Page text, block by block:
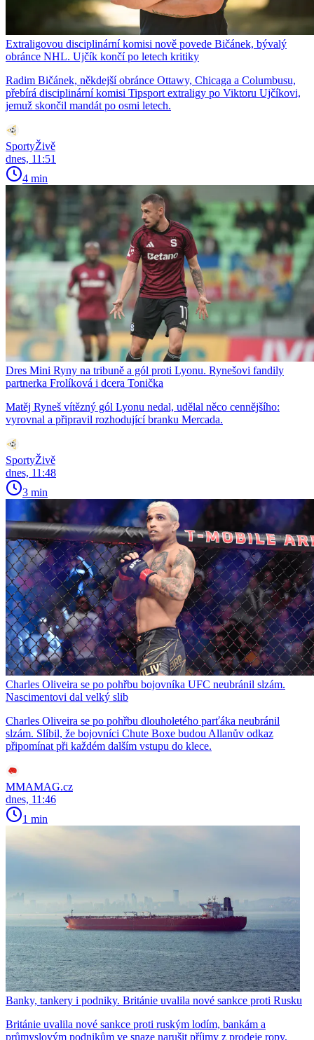
Extraligovou disciplinární komisi nově povede Bičánek, bývalý
obránce NHL. Ujčík končí po letech kritiky
Radim Bičánek, někdejší obránce Ottawy, Chicaga a Columbusu,
přebírá disciplinární komisi Tipsport extraligy po Viktoru Ujčíkovi,
jemuž skončil mandát po osmi letech.
SportyŽivě
dnes, 11:51
4 min
Dres Mini Ryny na tribuně a gól proti Lyonu. Rynešovi fandily
partnerka Frolíková i dcera Tonička
Matěj Ryneš vítězný gól Lyonu nedal, udělal něco cennějšího:
vyrovnal a připravil rozhodující branku Mercada.
SportyŽivě
dnes, 11:48
3 min
Charles Oliveira se po pohřbu bojovníka UFC neubránil slzám.
Nascimentovi dal velký slib
Charles Oliveira se po pohřbu dlouholetého parťáka neubránil
slzám. Slíbil, že bojovníci Chute Boxe budou Allanův odkaz
připomínat při každém dalším vstupu do klece.
MMAMAG.cz
dnes, 11:46
1 min
Banky, tankery i podniky. Británie uvalila nové sankce proti Rusku
Británie uvalila nové sankce proti ruským lodím, bankám a
průmyslovým podnikům ve snaze narušit příjmy z prodeje ropy,